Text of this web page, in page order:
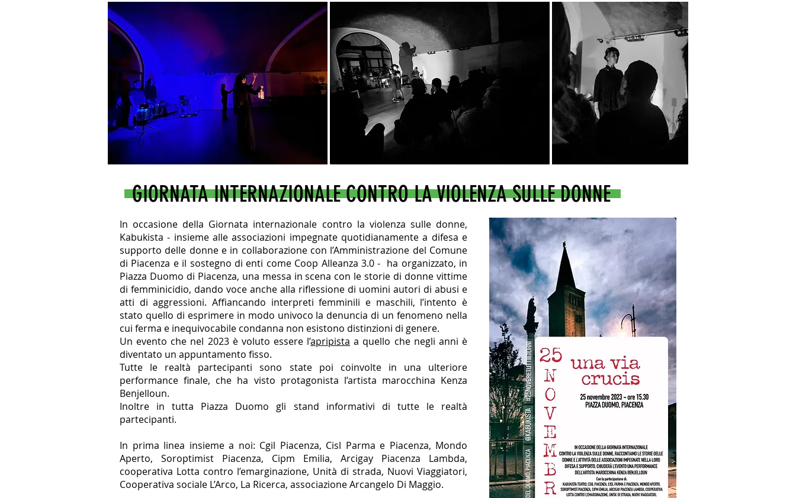
GIORNATA INTERNAZIONALE CONTRO LA VIOLENZA SULLE DONNE
In occasione della Giornata internazionale contro la violenza sulle donne,
Kabukista - insieme alle associazioni impegnate quotidianamente a difesa e
supporto delle donne e in collaborazione con l’Amministrazione del Comune
di Piacenza e il sostegno di enti come Coop Alleanza 3.0 - ha organizzato, in
Piazza Duomo di Piacenza, una messa in scena con le storie di donne vittime
di femminicidio, dando voce anche alla riflessione di uomini autori di abusi e
atti di aggressioni. Affiancando interpreti femminili e maschili, l’intento è
stato quello di esprimere in modo univoco la denuncia di un fenomeno nella
cui ferma e inequivocabile condanna non esistono distinzioni di genere.
Un evento che nel 2023 è voluto essere l’apripista a quello che negli anni è
diventato un appuntamento fisso.
Tutte le realtà partecipanti sono state poi coinvolte in una ulteriore
performance finale, che ha visto protagonista l’artista marocchina Kenza
Benjelloun.
Inoltre in tutta Piazza Duomo gli stand informativi di tutte le realtà
partecipanti.
In prima linea insieme a noi: Cgil Piacenza, Cisl Parma e Piacenza, Mondo
Aperto, Soroptimist Piacenza, Cipm Emilia, Arcigay Piacenza Lambda,
cooperativa Lotta contro l’emarginazione, Unità di strada, Nuovi Viaggiatori,
Cooperativa sociale L’Arco, La Ricerca, associazione Arcangelo Di Maggio.